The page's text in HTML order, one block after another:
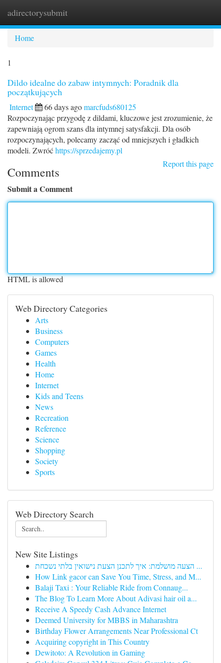
adirectorysubmit
Home
1
Dildo idealne do zabaw intymnych: Poradnik dla
początkujących
Internet 66 days agomarcfuds680125
Rozpoczynając przygodę z dildami, kluczowe jest zrozumienie, że
zapewniają ogrom szans dla intymnej satysfakcji. Dla osób
rozpoczynających, polecamy zacząć od mniejszych i gładkich
modeli. Zwróćhttps://sprzedajemy.pl
Report this page
Comments
Submit a Comment
HTML is allowed
Web Directory Categories
Arts
Business
Computers
Games
Health
Home
Internet
Kids and Teens
News
Recreation
Reference
Science
Shopping
Society
Sports
Web Directory Search
New Site Listings
הצעה מושלמת: איך לתכנן הצעת נישואין בלתי נשכחת ...
How Link gacor can Save You Time, Stress, and M...
Balaji Taxi : Your Reliable Ride from Connaug...
The Blog To Learn More About Adivasi hair oil a...
Receive A Speedy Cash Advance Internet
Deemed University for MBBS in Maharashtra
Birthday Flower Arrangements Near Professional Ct
Acquiring copyright in This Country
Dewitoto: A Revolution in Gaming